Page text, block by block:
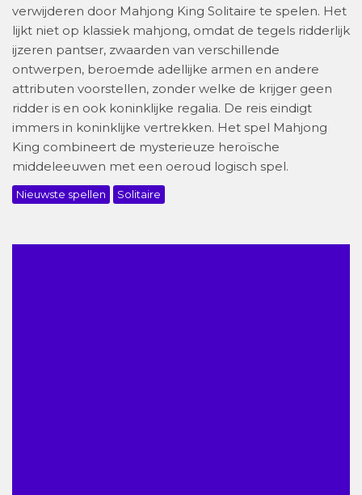
verwijderen door Mahjong King Solitaire te spelen. Het
lijkt niet op klassiek mahjong, omdat de tegels ridderlijk
ijzeren pantser, zwaarden van verschillende
ontwerpen, beroemde adellijke armen en andere
attributen voorstellen, zonder welke de krijger geen
ridder is en ook koninklijke regalia. De reis eindigt
immers in koninklijke vertrekken. Het spel Mahjong
King combineert de mysterieuze heroïsche
middeleeuwen met een oeroud logisch spel.
Nieuwste spellen Solitaire